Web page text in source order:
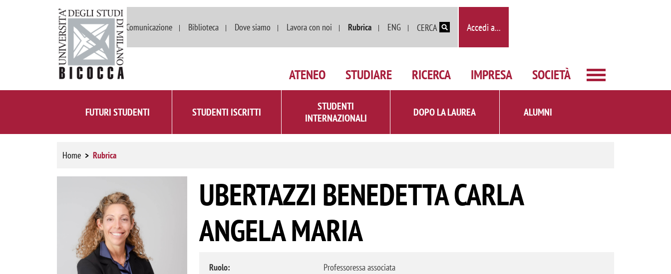
Salta al contenuto principale
Dipartimenti Comunicazione Biblioteca Dove siamo Lavora con noi Rubrica ENG CERCA Accedi a...
ATENEO STUDIARE RICERCA IMPRESA SOCIETÀ
FUTURI STUDENTI STUDENTI ISCRITTI
STUDENTI
INTERNAZIONALI
DOPO LA LAUREA ALUMNI
Home Rubrica
UBERTAZZI BENEDETTA CARLA
ANGELA MARIA
Ruolo: Professoressa associata